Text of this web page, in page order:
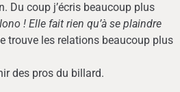
Du coup j’écris beaucoup plus
! Elle fait rien qu’à se plaindre
trouve les relations beaucoup plus
des pros du billard.